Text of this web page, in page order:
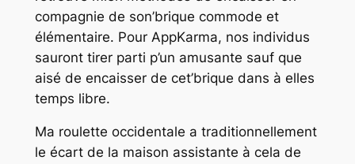
compagnie de son’brique commode et
élémentaire. Pour AppKarma, nos individus
sauront tirer parti p’un amusante sauf que
aisé de encaisser de cet’brique dans à elles
temps libre.
Ma roulette occidentale a traditionnellement
le écart de la maison assistante à cela de